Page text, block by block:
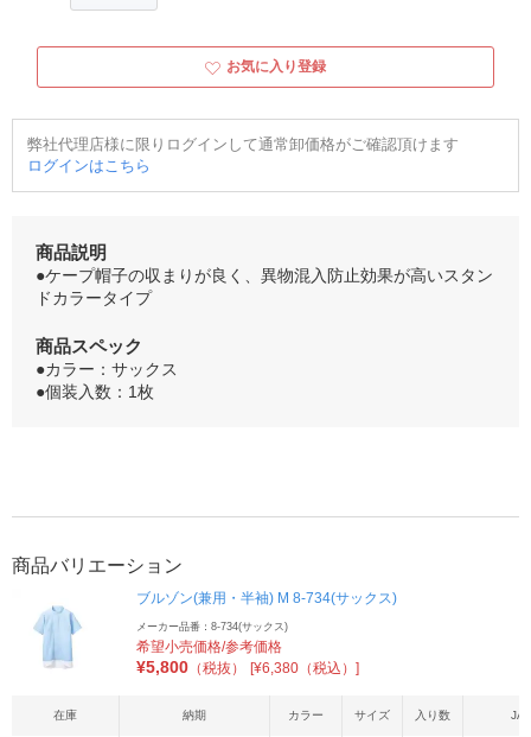
お気に入り登録
弊社代理店様に限りログインして通常卸価格がご確認頂けます
ログインはこちら
商品説明
●ケープ帽子の収まりが良く、異物混入防止効果が高いスタン
ドカラータイプ
商品スペック
●カラー：サックス
●個装入数：1枚
商品バリエーション
ブルゾン(兼用・半袖) M 8-734(サックス)
メーカー品番：8-734(サックス)
希望小売価格/参考価格
¥5,800 （税抜） [¥6,380（税込）]
在庫 納期 カラー サイズ 入り数